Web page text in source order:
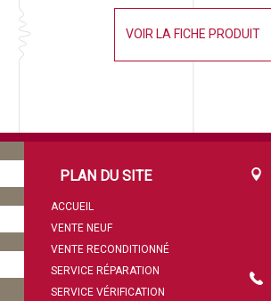
VOIR LA FICHE PRODUIT
PLAN DU SITE
ACCUEIL
VENTE NEUF
VENTE RECONDITIONNÉ
SERVICE RÉPARATION
SERVICE VÉRIFICATION